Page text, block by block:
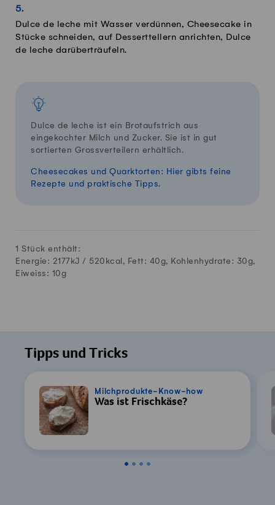
Dulce de leche mit Wasser verdünnen, Cheesecake in
Stücke schneiden, auf Desserttellern anrichten, Dulce
de leche darüberträufeln.
Dulce de leche ist ein Brotaufstrich aus
eingekochter Milch und Zucker. Sie ist in gut
sortierten Grossverteilern erhältlich.
Cheesecakes und Quarktorten: Hier gibts feine
Rezepte und praktische Tipps.
1 Stück enthält:
Energie: 2177kJ / 520 kcal, Fett: 40g, Kohlenhydrate: 30g,
Eiweiss: 10g
Tipps und Tricks
Milchprodukte-Know-how
Was ist Frischkäse?